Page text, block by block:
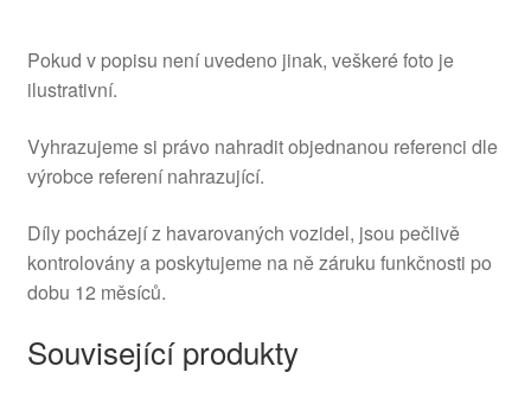
Pokud v popisu není uvedeno jinak, veškeré foto je
ilustrativní.
Vyhrazujeme si právo nahradit objednanou referenci dle
výrobce referení nahrazující.
Díly pocházejí z havarovaných vozidel, jsou pečlivě
kontrolovány a poskytujeme na ně záruku funkčnosti po
dobu 12 měsíců.
Související produkty